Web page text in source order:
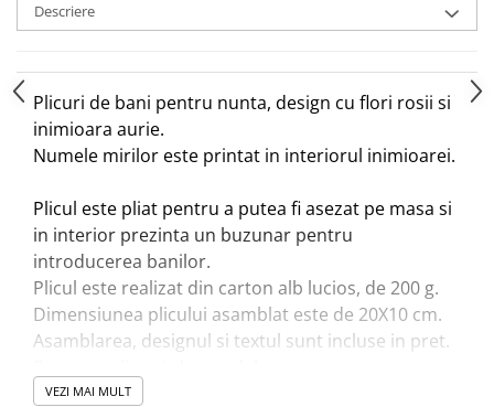
Descriere
Plicuri de bani pentru nunta, design cu flori rosii si
inimioara aurie.
Numele mirilor este printat in interiorul inimioarei.
Plicul este pliat pentru a putea fi asezat pe masa si
in interior prezinta un buzunar pentru
introducerea banilor.
Plicul este realizat din carton alb lucios, de 200 g.
Dimensiunea plicului asamblat este de 20X10 cm.
Asamblarea, designul si textul sunt incluse in pret.
contactati pentru designul dorit.
VEZI MAI MULT